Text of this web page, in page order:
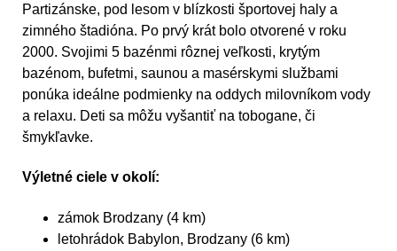
Partizánske, pod lesom v blízkosti športovej haly a
zimného štadióna. Po prvý krát bolo otvorené v roku
2000. Svojimi 5 bazénmi rôznej veľkosti, krytým
bazénom, bufetmi, saunou a masérskymi službami
ponúka ideálne podmienky na oddych milovníkom vody
a relaxu. Deti sa môžu vyšantiť na tobogane, či
šmykľavke.
Výletné ciele v okolí:
zámok Brodzany (4 km)
letohrádok Babylon, Brodzany (6 km)